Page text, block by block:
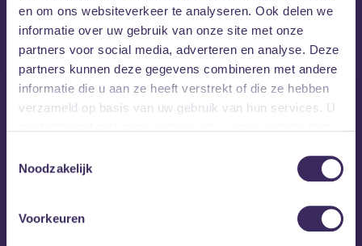
en om ons websiteverkeer te analyseren. Ook delen we
informatie over uw gebruik van onze site met onze
partners voor social media, adverteren en analyse. Deze
partners kunnen deze gegevens combineren met andere
informatie die u aan ze heeft verstrekt of die ze hebben
verzameld op basis van uw gebruik van hun services. U
Noodzakelijk
Voorkeuren
MEZZ tipt